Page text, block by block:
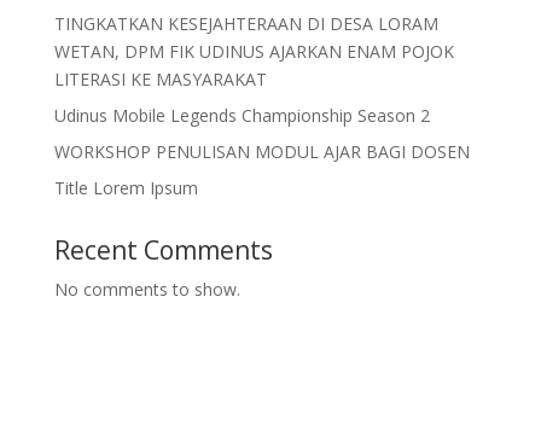
TINGKATKAN KESEJAHTERAAN DI DESA LORAM
WETAN, DPM FIK UDINUS AJARKAN ENAM POJOK
LITERASI KE MASYARAKAT
Udinus Mobile Legends Championship Season 2
WORKSHOP PENULISAN MODUL AJAR BAGI DOSEN
Title Lorem Ipsum
Recent Comments
No comments to show.